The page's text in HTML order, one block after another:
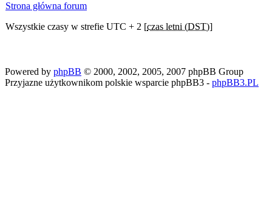
Strona główna forum
Wszystkie czasy w strefie UTC + 2 [czas letni (DST)]
Powered by phpBB © 2000, 2002, 2005, 2007 phpBB Group
Przyjazne użytkownikom polskie wsparcie phpBB3 - phpBB3.PL